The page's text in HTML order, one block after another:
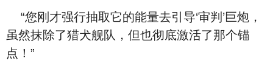
“您刚才强行抽取它的能量去引导‘审判’巨炮，
虽然抹除了猎犬舰队，但也彻底激活了那个锚
点！”